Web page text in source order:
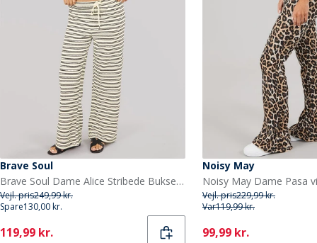
Brave Soul
Brave Soul Dame Alice Stribede Bukser Cream/Sort
Vejl. pris249,99 kr.
Spare130,00 kr.
Current
119,99 kr.
Noisy May
Vejl. pris229,99 kr.
Var119,99 kr.
Current
99,99 kr.